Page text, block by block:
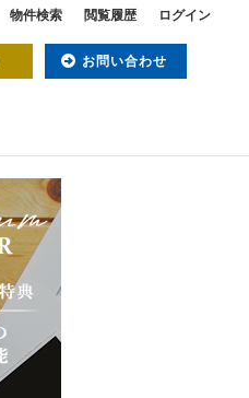
物件検索 閲覧履歴 ログイン
お問い合わせ